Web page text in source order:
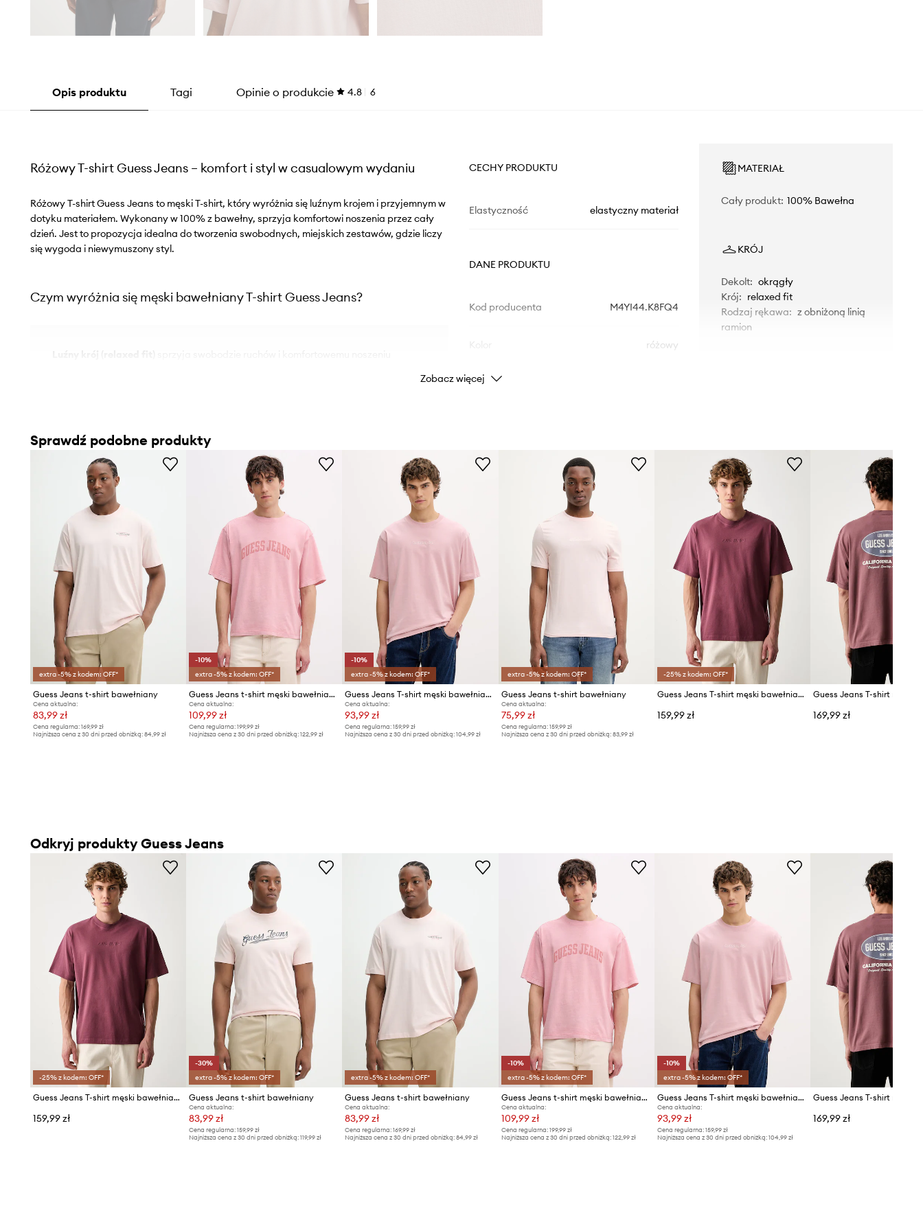
Opis produktu Tagi Opinie o produkcie 4.8 6
Różowy T-shirt Guess Jeans – komfort i styl w casualowym wydaniu
Różowy T-shirt Guess Jeans to męski T-shirt, który wyróżnia się luźnym krojem i przyjemnym w
dotyku materiałem. Wykonany w 100% z bawełny, sprzyja komfortowi noszenia przez cały
dzień. Jest to propozycja idealna do tworzenia swobodnych, miejskich zestawów, gdzie liczy
się wygoda i niewymuszony styl.
Czym wyróżnia się męski bawełniany T-shirt Guess Jeans?
Elastyczny materiałpozwala na lepsze dopasowanie do sylwetki, nie
krępując ruchów
Casualowy styl
sprawia, że T-shirt doskonale wpisuje się w miejski,
niewymuszony look
Rękawy z obniżoną linią ramion
nadają koszulce nowoczesny, swobodny
charakter
Haftowane logo
z przodu stanowi dyskretny, markowy akcent, podkreślając
styl
CECHY PRODUKTU
Elastyczność elastyczny materiał
DANE PRODUKTU
Kod producenta M4YI44.K8FQ4
różowy
Marka
ID Produktu
MATERIAŁ
Cały produkt: 100% Bawełna
KRÓJ
Dekolt: okrągły
Krój: relaxed fit
Rodzaj rękawa: z obniżoną linią
ramion
M
Rozmiarówka standardowa
Zalecamy wybór rozmiaru, jaki nosisz
zazwyczaj.
Tabela rozmiarów
Zobacz więcej
Sprawdź podobne produkty
extra -5% z kodem: OFF*
Guess Jeans t-shirt bawełniany
Cena aktualna:
83,99 zł
Cena regularna: 169,99 zł
Najniższa cena z 30 dni przed obniżką: 84,99 zł
-10%
extra -5% z kodem: OFF*
Guess Jeans t-shirt męski bawełniany
Cena aktualna:
109,99 zł
Cena regularna:199,99 zł
Najniższa cena z 30 dni przed obniżką:122,99 zł
-10%
extra -5% z kodem: OFF*
Guess Jeans T-shirt męski bawełniany
Cena aktualna:
93,99 zł
Cena regularna: 159,99 zł
Najniższa cena z 30 dni przed obniżką: 104,99 zł
extra -5% z kodem: OFF*
Guess Jeans t-shirt bawełniany
Cena aktualna:
75,99 zł
Cena regularna: 159,99 zł
Najniższa cena z 30 dni przed obniżką: 83,99 zł
-25% z kodem: OFF*
Guess Jeans T-shirt męski bawełniany
159,99 zł 169,99 zł
Odkryj produkty Guess Jeans
-25% z kodem: OFF*
Guess Jeans T-shirt męski bawełniany
159,99 zł
-30%
extra -5% z kodem: OFF*
Guess Jeans t-shirt bawełniany
Cena aktualna:
83,99 zł
Cena regularna:159,99 zł
Najniższa cena z 30 dni przed obniżką:119,99 zł
extra -5% z kodem: OFF*
Guess Jeans t-shirt bawełniany
Cena aktualna:
83,99 zł
Cena regularna: 169,99 zł
Najniższa cena z 30 dni przed obniżką: 84,99 zł
-10%
extra -5% z kodem: OFF*
Guess Jeans t-shirt męski bawełniany
Cena aktualna:
109,99 zł
Cena regularna: 199,99 zł
Najniższa cena z 30 dni przed obniżką: 122,99 zł
-10%
extra -5% z kodem: OFF*
Guess Jeans T-shirt męski bawełniany
Cena aktualna:
93,99 zł
Cena regularna:159,99 zł
Najniższa cena z 30 dni przed obniżką:104,99 zł
169,99 zł